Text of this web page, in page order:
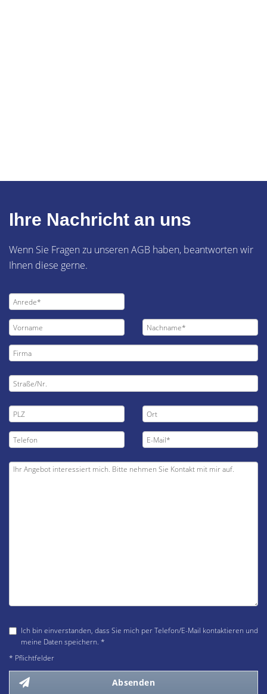
Ihre Nachricht an uns
Wenn Sie Fragen zu unseren AGB haben, beantworten wir
Ihnen diese gerne.
Ich bin einverstanden, dass Sie mich per Telefon/E-Mail kontaktieren und
meine Daten speichern. *
* Pflichtfelder
Absenden